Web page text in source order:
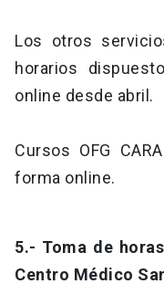
Los otros
horarios
online desde abril.
Cursos OFG
forma online.
5.- Toma de
Centro Médico